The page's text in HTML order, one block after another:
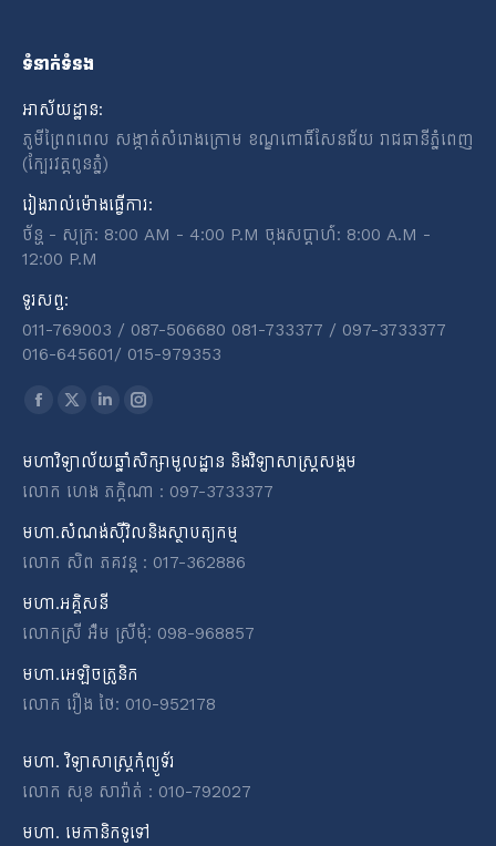
ទំនាក់ទំនង
អាស័យដ្ឋាន:
ភូមីព្រៃពពេល សង្កាត់សំរោងក្រោម ខណ្ឌពោធិ៍សែនជ័យ រាជធានីភ្នំពេញ
(ក្បែរវត្តពូនភ្នំ)
រៀងរាល់ម៉ោងធ្វើការ:
ច័ន្ហ - សុក្រ: 8:00 AM - 4:00 P.M ចុងសប្តាហ៍: 8:00 A.M -
12:00 P.M
ទូរសព្ទ:
011-769003 / 087-506680 081-733377 / 097-3733377
016-645601​/​ 015-979353
Find us on:
Facebook
opens
in
new
window
X
opens
in
new
window
Linkedin
opens
in
new
window
Instagram
opens
in
new
window
មហាវិទ្យាល័យឆ្នាំសិក្សាមូលដ្ឋាន និងវិទ្យាសាស្ត្រសង្គម
លោក ហេង ភក្តិណា : 097-3733377
មហា.សំណង់ស៊ីវិលនិងស្ថាបត្យកម្ម
លោក សិព ភគវន្ត : 017-362886
មហា.អគ្គិសនី
លោកស្រី អ៉ឹម ស្រីមុំៈ 098-968857
មហា.អេឡិចត្រូនិក
លោក រឿង ថៃ: 010-952178
មហា. វិទ្យាសាស្ត្រកុំព្យូទ័រ
លោក សុខ សារ៉ាត់ : 010-792027
មហា. មេកានិកទូទៅ